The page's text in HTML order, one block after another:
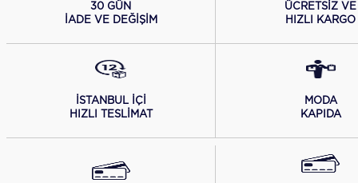
30 GÜN
İADE VE DEĞİŞİM
ÜCRETSİZ VE
HIZLI KARGO
İSTANBUL İÇİ
HIZLI TESLİMAT
MODA
KAPIDA